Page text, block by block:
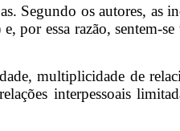
Segundo os autores, as
por essa razão, sentem-
multiplicidade de
interpessoais